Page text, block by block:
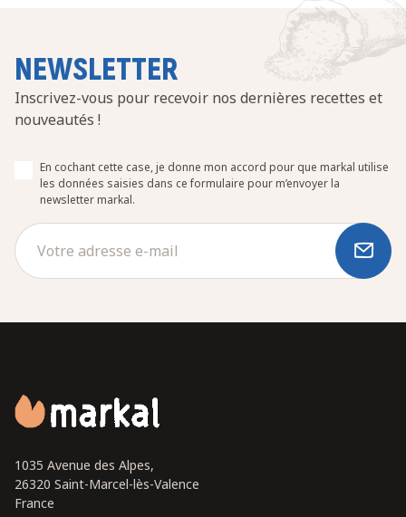
NEWSLETTER
Inscrivez-vous pour recevoir nos dernières recettes et
nouveautés !
En cochant cette case, je donne mon accord pour que markal utilise
les données saisies dans ce formulaire pour m’envoyer la
newsletter markal.
1035 Avenue des Alpes,
26320 Saint-Marcel-lès-Valence
France